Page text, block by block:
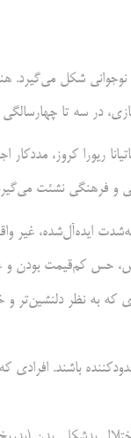
شکل می‌گیرد.
در سه تا
ریورا کروز،
و فرهنگی نشئت
ایده‌آل‌شده، غیر
حس کم‌قیمت بودن و
که به نظر
باشند. افرادی که